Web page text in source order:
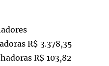
R$ 3.378,35
R$ 103,82